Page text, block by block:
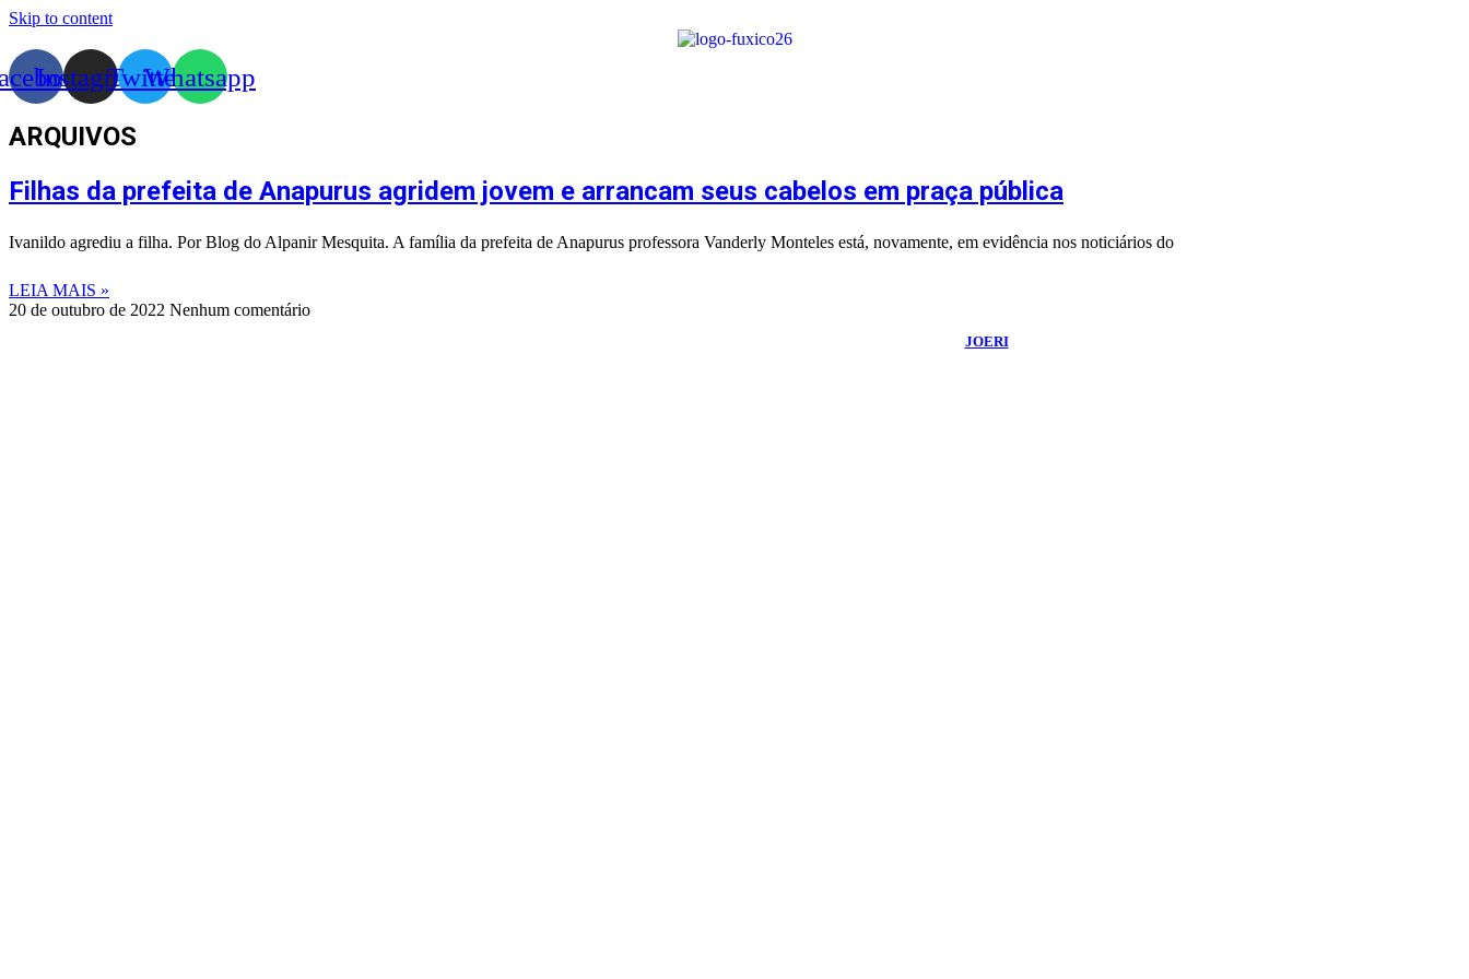
Skip to content
InstagramTwitterWhatsapp
ARQUIVOS
Filhas da prefeita de Anapurus agridem jovem e arrancam seus cabelos em praça pública
Ivanildo agrediu a filha. Por Blog do Alpanir Mesquita. A família da prefeita de Anapurus professora Vanderly Monteles está, novamente, em evidência nos noticiários do
LEIA MAIS »
20 de outubro de 2022 Nenhum comentário
JOERI